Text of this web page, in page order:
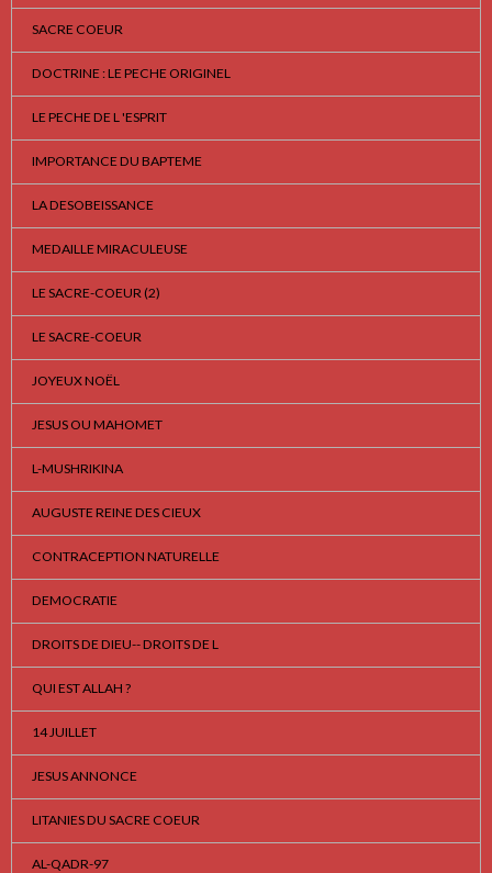
SACRE COEUR
DOCTRINE : LE PECHE ORIGINEL
LE PECHE DE L 'ESPRIT
IMPORTANCE DU BAPTEME
LA DESOBEISSANCE
MEDAILLE MIRACULEUSE
LE SACRE-COEUR (2)
LE SACRE-COEUR
JOYEUX NOËL
JESUS OU MAHOMET
L-MUSHRIKINA
AUGUSTE REINE DES CIEUX
CONTRACEPTION NATURELLE
DEMOCRATIE
DROITS DE DIEU-- DROITS DE L
QUI EST ALLAH ?
14 JUILLET
JESUS ANNONCE
LITANIES DU SACRE COEUR
AL-QADR-97